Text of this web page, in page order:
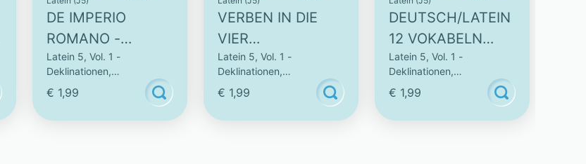
DE IMPERIO
ROMANO -
INTERAKTIVES
VIDEO
Latein 5, Vol. 1 -
Deklinationen,
Konjugationen & Vokabeln
€ 1,99
VERBEN IN DIE
VIER
STAMMFORMEN
BRINGEN - 5
INTERAKTIVE
AUFGABEN (3)
Latein 5, Vol. 1 -
Deklinationen,
Konjugationen & Vokabeln
€ 1,99
DEUTSCH/LATEIN
12 VOKABELN
ZUORDNEN -
INTERAKTIVE
AUFGABE (3)
Latein 5, Vol. 1 -
Deklinationen,
Konjugationen & Vokabeln
€ 1,99